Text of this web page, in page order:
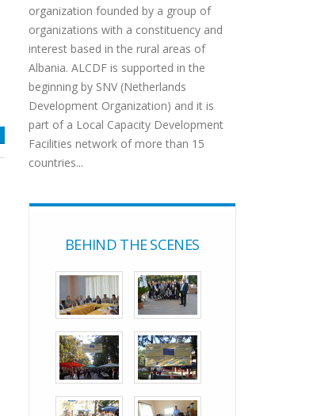
organization founded by a group of
organizations with a constituency and
interest based in the rural areas of
Albania. ALCDF is supported in the
beginning by SNV (Netherlands
Development Organization) and it is
part of a Local Capacity Development
Facilities network of more than 15
countries...
BEHIND THE SCENES